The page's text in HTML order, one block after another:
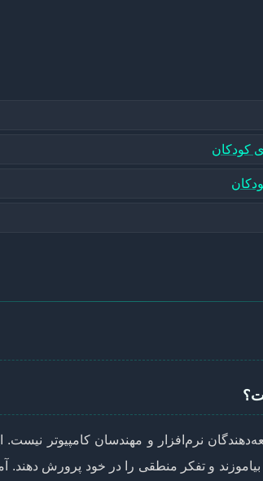
کودکان
نرم‌افزار و مهندسان کامپیوتر
و تفکر منطقی را در خود پرورش دهند.